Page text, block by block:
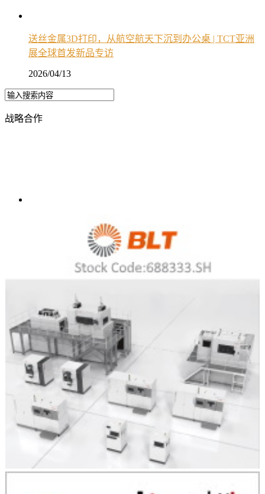
送丝金属3D打印，从航空航天下沉到办公桌 | TCT亚洲
展全球首发新品专访
2026/04/13
战略合作